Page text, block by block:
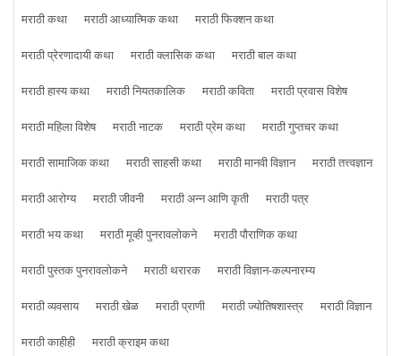
मराठी कथा मराठी आध्यात्मिक कथा
मराठी फिक्शन कथा
मराठी प्रेरणादायी कथा
मराठी क्लासिक कथा
मराठी बाल कथा
मराठी हास्य कथा
मराठी नियतकालिक मराठी कविता
मराठी प्रवास विशेष
मराठी महिला विशेष
मराठी नाटक मराठी प्रेम कथा
मराठी गुप्तचर कथा
मराठी सामाजिक कथा
मराठी साहसी कथा मराठी मानवी विज्ञान
मराठी तत्त्वज्ञान
मराठी आरोग्य
मराठी जीवनी मराठी अन्न आणि कृती
मराठी पत्र
मराठी भय कथा
मराठी मूव्ही पुनरावलोकने
मराठी पौराणिक कथा
मराठी पुस्तक पुनरावलोकने
मराठी थरारक
मराठी विज्ञान-कल्पनारम्य
मराठी व्यवसाय
मराठी खेळ मराठी प्राणी मराठी ज्योतिषशास्त्र
मराठी विज्ञान
मराठी काहीही
मराठी क्राइम कथा